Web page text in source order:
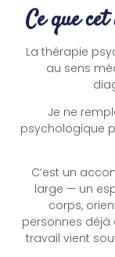
Ce que
La thérapie
au sens
Je ne
psychologique
C’est un
large — un
corps,
personnes déjà
travail vient